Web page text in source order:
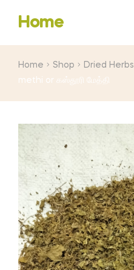
Home
Home Shop Dried Herbs
methi or கஸ்தூரி மேத்தி